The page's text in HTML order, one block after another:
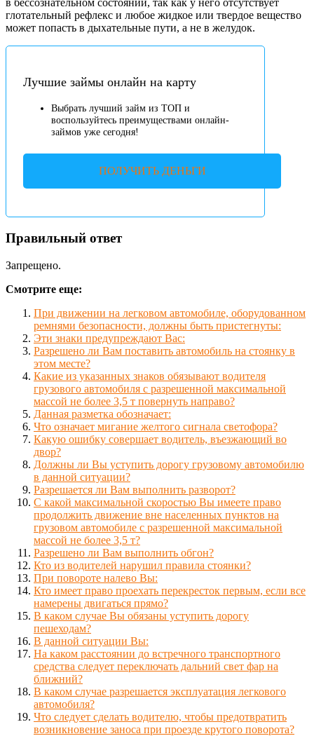
глотательный рефлекс и любое жидкое или твердое вещество
может попасть в дыхательные пути, а не в желудок.
Лучшие займы онлайн на карту
Выбрать лучший займ из ТОП и
воспользуйтесь преимуществами онлайн-
займов уже сегодня!
ПОЛУЧИТЬ ДЕНЬГИ
Правильный ответ
Запрещено.
Смотрите еще:
При движении на легковом автомобиле, оборудованном
ремнями безопасности, должны быть пристегнуты:
Эти знаки предупреждают Вас:
Разрешено ли Вам поставить автомобиль на стоянку в
этом месте?
Какие из указанных знаков обязывают водителя
грузового автомобиля с разрешенной максимальной
массой не более 3,5 т повернуть направо?
Данная разметка обозначает:
Что означает мигание желтого сигнала светофора?
Какую ошибку совершает водитель, въезжающий во
двор?
Должны ли Вы уступить дорогу грузовому автомобилю
в данной ситуации?
Разрешается ли Вам выполнить разворот?
С какой максимальной скоростью Вы имеете право
продолжить движение вне населенных пунктов на
грузовом автомобиле с разрешенной максимальной
массой не более 3,5 т?
Разрешено ли Вам выполнить обгон?
Кто из водителей нарушил правила стоянки?
При повороте налево Вы:
Кто имеет право проехать перекресток первым, если все
намерены двигаться прямо?
В каком случае Вы обязаны уступить дорогу
пешеходам?
В данной ситуации Вы:
На каком расстоянии до встречного транспортного
средства следует переключать дальний свет фар на
ближний?
В каком случае разрешается эксплуатация легкового
автомобиля?
Что следует сделать водителю, чтобы предотвратить
возникновение заноса при проезде крутого поворота?